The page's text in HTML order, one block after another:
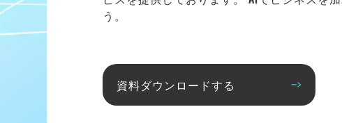
う。
資料ダウンロードする